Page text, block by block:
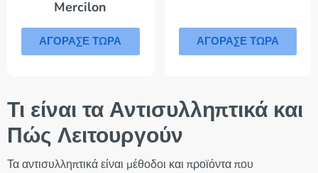
Mercilon
ΑΓΟΡΑΣΕ ΤΩΡΑ ΑΓΟΡΑΣΕ ΤΩΡΑ
Τι είναι τα Αντισυλληπτικά και
Πώς Λειτουργούν
Τα αντισυλληπτικά είναι μέθοδοι και προϊόντα που